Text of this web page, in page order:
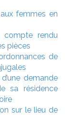
femmes en
compte rendu
pièces
de
demande
sa résidence
sur le lieu de